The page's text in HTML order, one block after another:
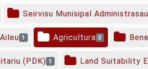
Seirvisu Munisipal
1 Agricultura 3
(PDK) 1 Land Suitability